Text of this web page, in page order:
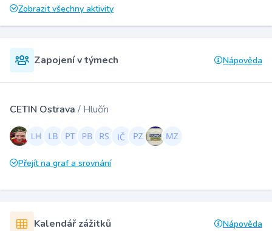
Zobrazit všechny aktivity
Zapojení v týmech Nápověda
CETIN Ostrava / Hlučín
Přejít na graf a srovnání
Kalendář zážitků Nápověda